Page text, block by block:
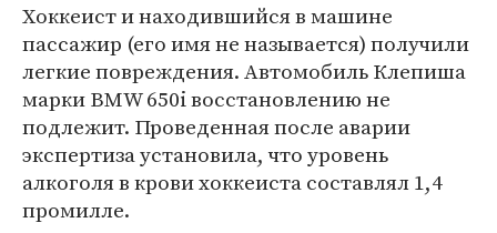
Хоккеист и находившийся в машине
пассажир (его имя не называется) получили
легкие повреждения. Автомобиль Клепиша
марки BMW 650i восстановлению не
подлежит. Проведенная после аварии
экспертиза установила, что уровень
алкоголя в крови хоккеиста составлял 1,4
промилле.